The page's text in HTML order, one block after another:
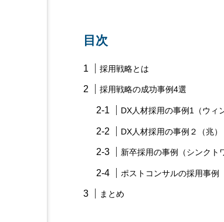
目次
採用戦略とは
採用戦略の成功事例4選
DX人材採用の事例1（ウィ
DX人材採用の事例２（兆）
新卒採用の事例（シンクト
ポストコンサルの採用事例
まとめ